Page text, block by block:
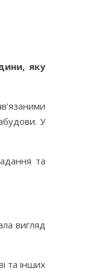
яку
У
та
вигляд
та інших